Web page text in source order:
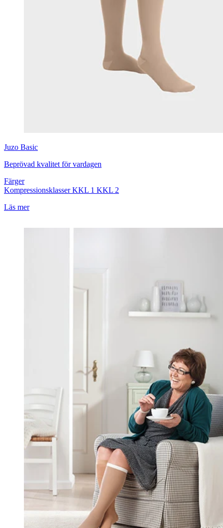
Juzo Basic
Beprövad kvalitet för vardagen
Färger
KompressionsklasserKKL 1 KKL 2
Läs mer